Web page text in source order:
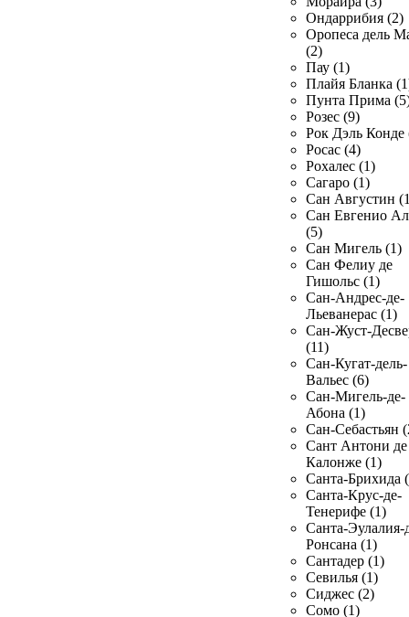
Ондаррибия (2)
Оропеса дель
(2)
Пау (1)
Плайя Бланка
Пунта Прима
Розес (9)
Рок Дэль Конде
Росас (4)
Рохалес (1)
Сагаро (1)
Сан Августин
Сан Евгенио
(5)
Сан Мигель (1)
Сан Фелиу де
Гишольс (1)
Сан-Андрес-де-
Льеванерас (1)
Сан-Жуст-
(11)
Сан-Кугат-дель-
Вальес (6)
Сан-Мигель-де-
Абона (1)
Сан-Себастьян
Сант Антони де
Калонже (1)
Санта-Брихида
Санта-Крус-де-
Тенерифе (1)
Санта-Эулалия-
Ронсана (1)
Сантадер (1)
Севилья (1)
Сиджес (2)
Сомо (1)